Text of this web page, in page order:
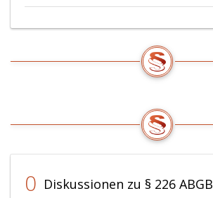
0 Diskussionen zu § 226 ABGB